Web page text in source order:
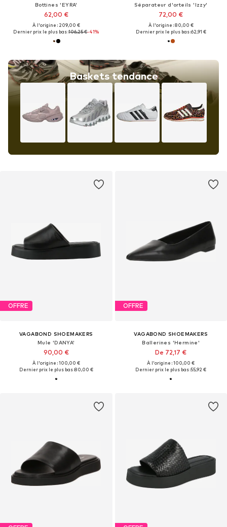
Bottines 'EYRA'
62,00 €
À l'origine : 209,00 €
Dernier prix le plus bas :106,25 €-41%
Baskets tendance
Séparateur d'orteils 'Izzy'
72,00 €
À l'origine : 80,00 €
Dernier prix le plus bas :62,91 €
OFFRE
VAGABOND SHOEMAKERS
Mule 'DANYA'
90,00 €
À l'origine : 100,00 €
Dernier prix le plus bas :80,00 €
OFFRE
VAGABOND SHOEMAKERS
Ballerines 'Hermine'
De 72,17 €
À l'origine : 100,00 €
Dernier prix le plus bas :55,92 €